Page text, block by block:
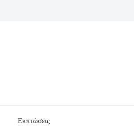
Εκπτώσεις